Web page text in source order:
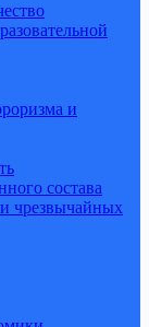
и
состава
чрезвычайных